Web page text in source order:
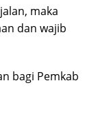
maka
dan wajib
bagi Pemkab